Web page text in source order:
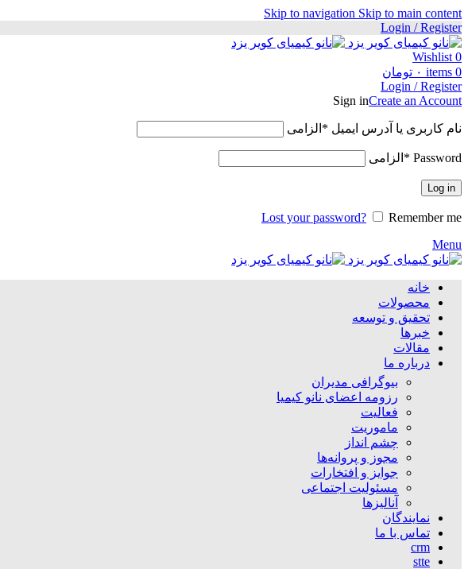
Skip to navigation Skip to main content
Login / Register
0
Wishlist
0
items ۰ تومان
Login / Register
Sign inCreate an Account
نام کاربری یا آدرس ایمیل * الزامی
Password
* الزامی
Log in
Lost your password?
Remember me
Menu
خانه
محصولات
تحقیق و توسعه
خبرها
مقالات
درباره ما
بیوگرافی مدیران
رزومه اعضای نانو کیمیا
فعالیت
ماموریت
چشم انداز
مجوز و پروانه‌ها
جوایز و افتخارات
مسئولیت اجتماعی
آنالیزها
نمایندگان
تماس با ما
crm
stte